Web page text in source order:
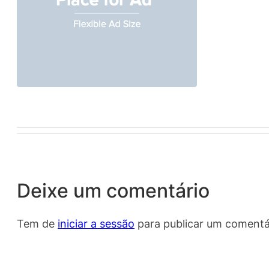
Deixe um comentário
Tem de iniciar a sessão para publicar um